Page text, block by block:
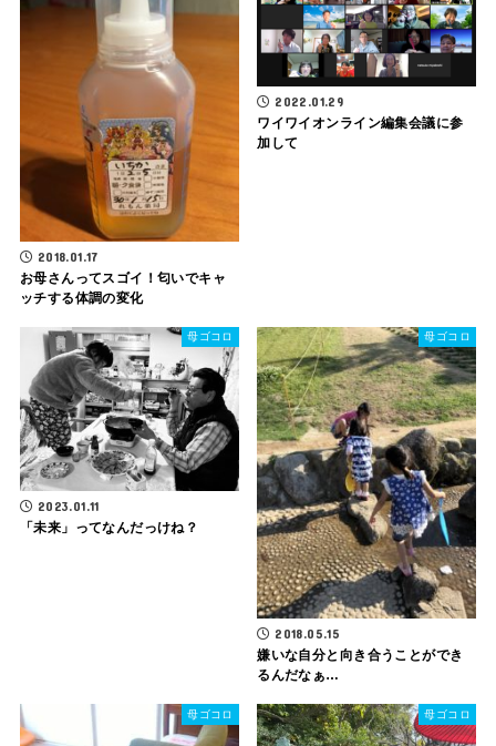
2018.01.17
お母さんってスゴイ！匂いでキャ
ッチする体調の変化
2022.01.29
ワイワイオンライン編集会議に参
加して
母ゴコロ
2023.01.11
「未来」ってなんだっけね？
母ゴコロ
2018.05.15
嫌いな自分と向き合うことができ
るんだなぁ…
母ゴコロ 母ゴコロ